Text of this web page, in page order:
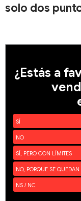
solo dos
¿Estás a
SÍ
NO
SÍ, PERO CON LÍMITES
NO, PORQUE SE
NS / NC